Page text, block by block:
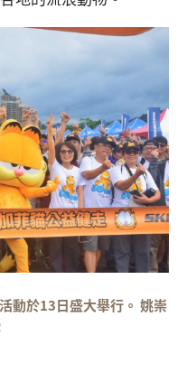
動於13日盛大舉行。 姚崇